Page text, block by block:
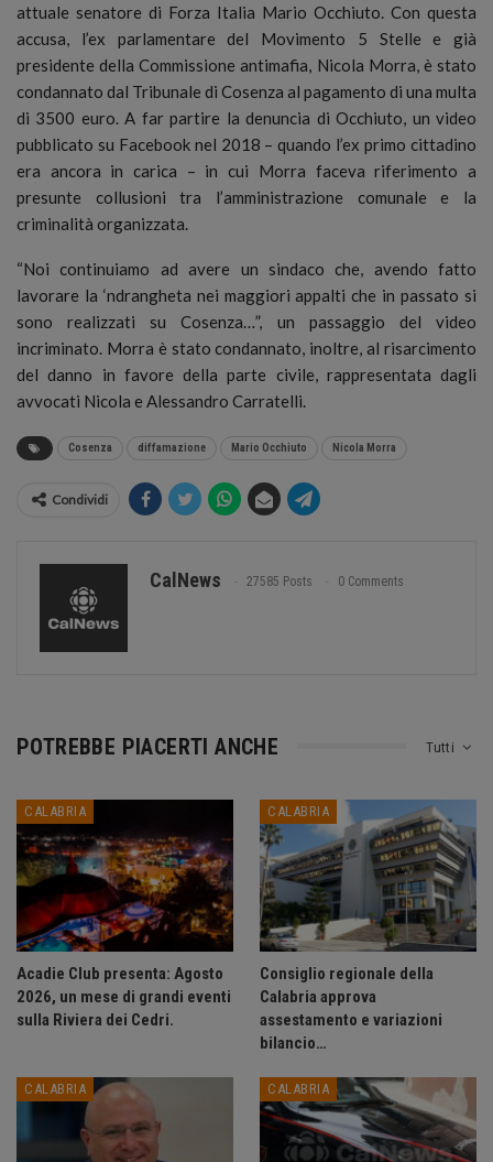
attuale senatore di Forza Italia Mario Occhiuto. Con questa
accusa, l’ex parlamentare del Movimento 5 Stelle e già
presidente della Commissione antimafia, Nicola Morra, è stato
condannato dal Tribunale di Cosenza al pagamento di una multa
di 3500 euro.A far partire la denuncia di Occhiuto, un video
pubblicato su Facebook nel 2018 – quando l’ex primo cittadino
era ancora in carica – in cui Morra faceva riferimento a
presunte collusioni tra l’amministrazione comunale e la
criminalità organizzata.
“Noi continuiamo ad avere un sindaco che, avendo fatto
lavorare la ‘ndrangheta nei maggiori appalti che in passato si
sono realizzati su Cosenza…”, un passaggio del video
incriminato. Morra è stato condannato, inoltre, al risarcimento
del danno in favore della parte civile, rappresentata dagli
avvocati Nicola e Alessandro Carratelli.
Cosenza diffamazione Mario Occhiuto Nicola Morra
Condividi
CalNews 27585 Posts 0 Comments
Tutti
POTREBBE PIACERTI ANCHE
CALABRIA
Acadie Club presenta: Agosto
2026, un mese di grandi eventi
sulla Riviera dei Cedri.
CALABRIA
Consiglio regionale della
Calabria approva
assestamento e variazioni
bilancio…
CALABRIA CALABRIA